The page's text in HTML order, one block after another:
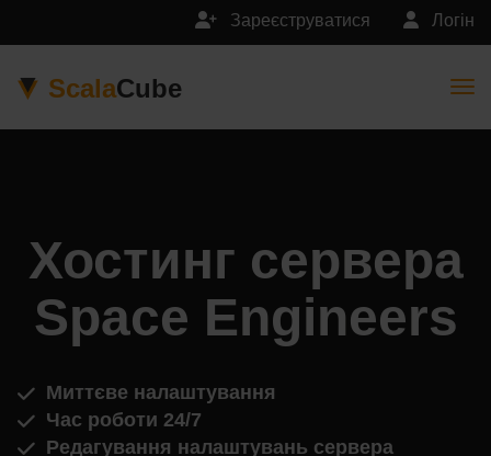
Логін
Зареєструватися
ScalaCube
Хостинг сервера
Space Engineers
Миттєве налаштування
Час роботи 24/7
Редагування налаштувань сервера